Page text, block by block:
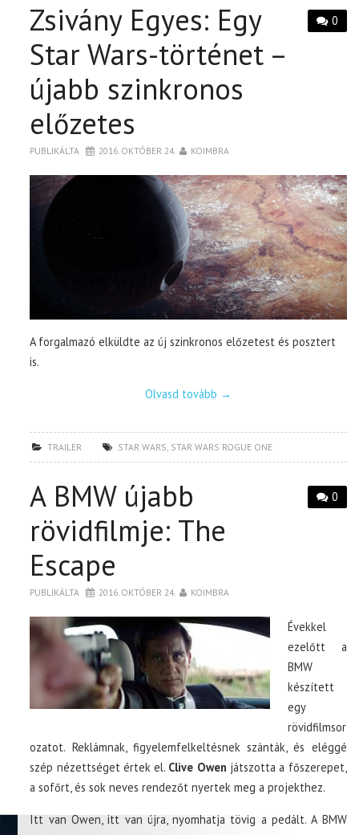
0
Zsivány Egyes: Egy
Star Wars-történet –
újabb szinkronos
előzetes
PUBLIKÁLTA 2016. OKTÓBER 24. KOIMBRA
A forgalmazó elküldte az új szinkronos előzetest és posztert
is.
Olvasd tovább →
TRAILER STAR WARS STAR WARS ROGUE ONE
0
A BMW újabb
rövidfilmje: The
Escape
PUBLIKÁLTA 2016. OKTÓBER 24. KOIMBRA
Évekkel
ezelőtt a
BMW
készített
egy
rövidfilmsor
ozatot. Reklámnak, figyelemfelkeltésnek szánták, és eléggé
szép nézettséget értek el. Clive Owen játszotta a főszerepet,
a sofőrt, és sok neves rendezőt nyertek meg a projekthez.
Itt van Owen, itt van újra, nyomhatja tövig a pedált. A BMW